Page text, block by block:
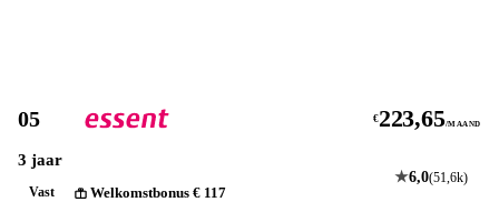
05
3 jaar
Vast Welkomstbonus € 117
★6,0(51,6k)
€223,65/MAAND